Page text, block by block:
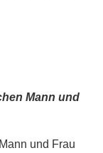
Mann und
und Frau